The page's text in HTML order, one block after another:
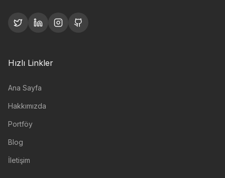
Hızlı Linkler
Ana Sayfa
Hakkımızda
Portföy
Blog
İletişim